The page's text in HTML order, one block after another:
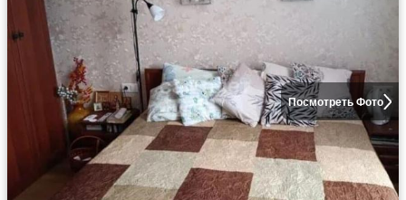
Посмотреть Фото